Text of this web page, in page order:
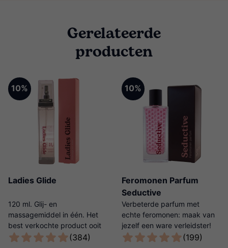
Gerelateerde
producten
10%
Ladies Glide
120 ml. Glij- en
massagemiddel in één. Het
best verkochte product ooit
van Ladies Night! (384)
10%
Feromonen Parfum
Seductive
Verbeterde parfum met
echte feromonen: maak van
jezelf een ware verleidster!
(199)